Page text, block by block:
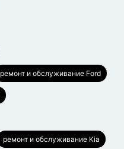
ремонт и обслуживание Ford
ремонт и обслуживание Kia